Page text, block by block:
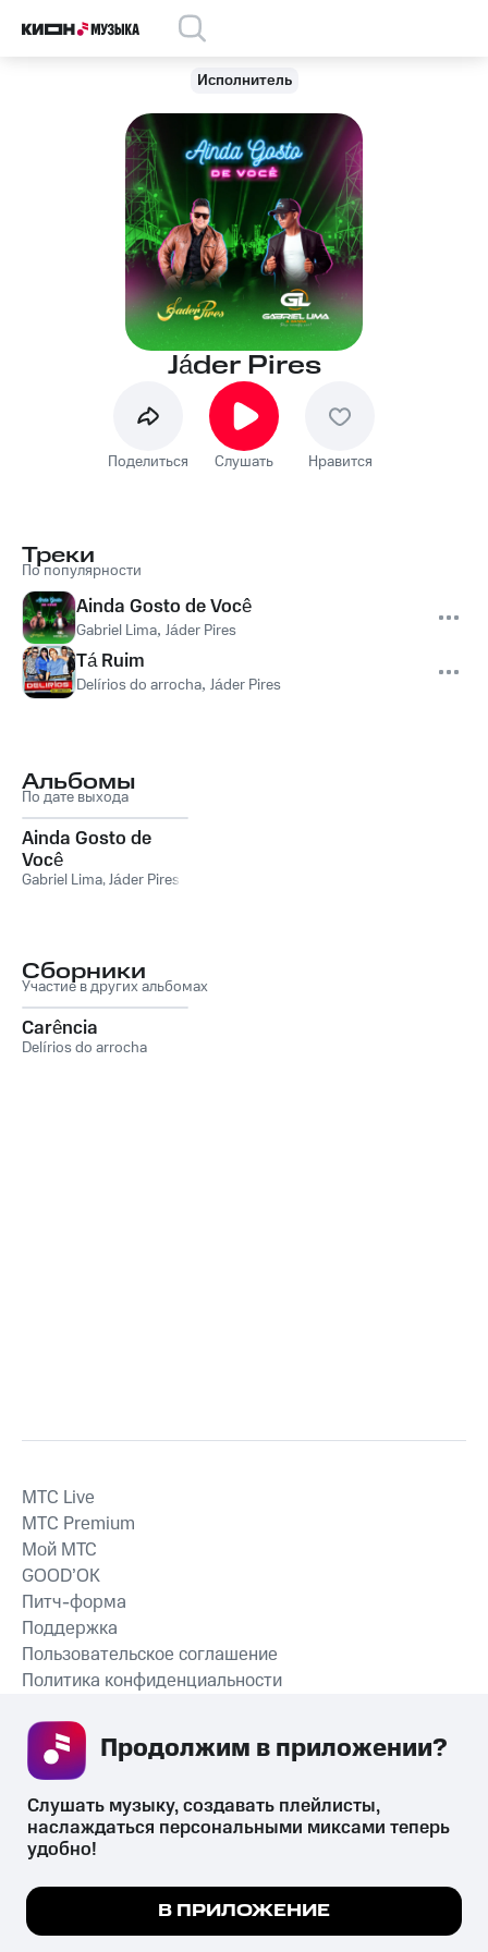
Исполнитель
Jáder Pires
Поделиться Слушать Нравится
Треки
По популярности
Ainda Gosto de Você
Gabriel Lima, Jáder Pires
Tá Ruim
Delírios do arrocha, Jáder Pires
Альбомы
По дате выхода
Ainda Gosto de
Você
Gabriel Lima,Jáder Pires
Сборники
Участие в других альбомах
Carência
Delírios do arrocha
СКАЧАТЬ ПРИЛОЖЕНИЕ
MTС Live
MTС Premium
Мой МТС
GOOD’OK
Питч-форма
Поддержка
Пользовательское соглашение
Политика конфиденциальности
психотропных веществ, их аналогов причиняет вред здоровью,
их незаконный оборот запрещён и влечёт установленную
законодательством ответственность.
Мы используем куки, чтобы на сайте все
Подробнее
Слушать музыку, создавать плейлисты,
наслаждаться персональными миксами теперь
удобно!
В ПРИЛОЖЕНИЕ